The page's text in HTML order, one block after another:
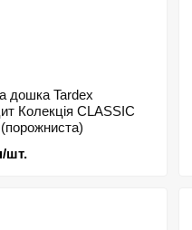
дошка Tardex
Колекція CLASSIC
шт.